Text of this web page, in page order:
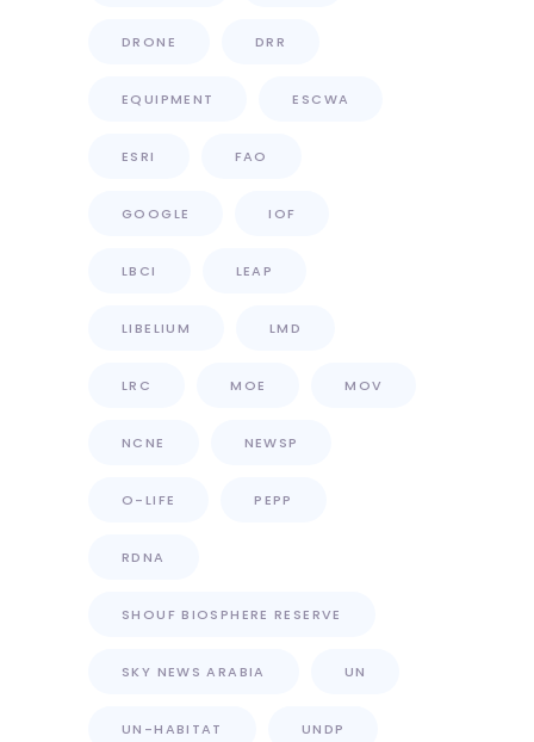
DRONE DRR
EQUIPMENT ESCWA
ESRI FAO
GOOGLE IOF
LBCI LEAP
LIBELIUM LMD
LRC MOE MOV
NCNE NEWSP
O-LIFE PEPP
RDNA
SHOUF BIOSPHERE RESERVE
SKY NEWS ARABIA UN
UN-HABITAT UNDP